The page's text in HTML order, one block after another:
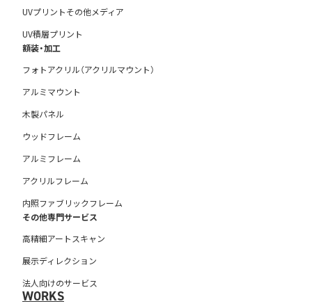
UVプリントその他メディア
UV積層プリント
額装・加工
フォトアクリル（アクリルマウント）
アルミマウント
木製パネル
ウッドフレーム
アルミフレーム
アクリルフレーム
内照ファブリックフレーム
その他専門サービス
高精細アートスキャン
展示ディレクション
法人向けのサービス
WORKS